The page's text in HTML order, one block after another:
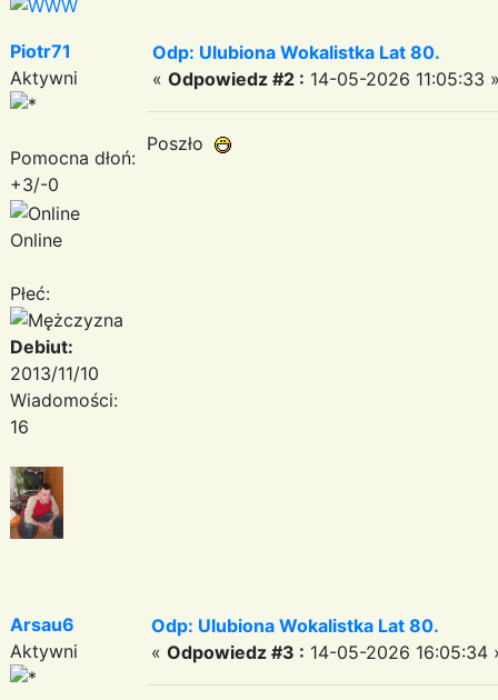
Piotr71
Aktywni
Pomocna dłoń:
+3/-0
Online
Płeć:
Debiut:
2013/11/10
Wiadomości:
16
Odp: Ulubiona Wokalistka Lat 80.
« Odpowiedz #2 : 14-05-2026 11:05:33
Poszło
Arsau6
Aktywni
Odp: Ulubiona Wokalistka Lat 80.
« Odpowiedz #3 : 14-05-2026 16:05:34